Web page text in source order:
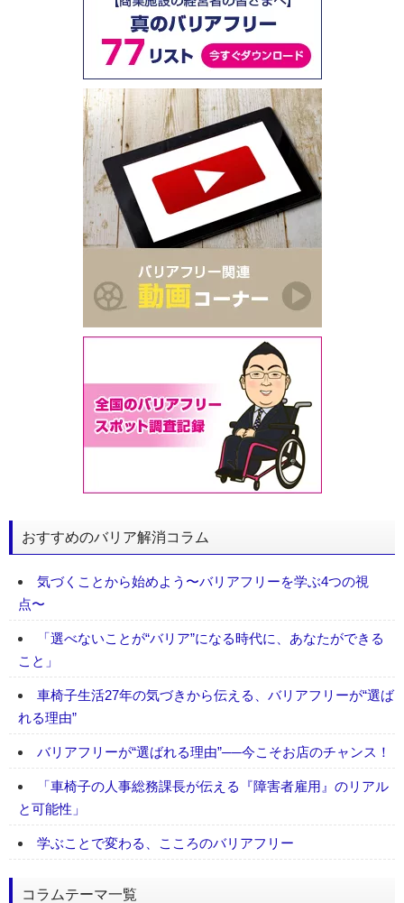
おすすめのバリア解消コラム
気づくことから始めよう〜バリアフリーを学ぶ4つの視
点〜
「選べないことが“バリア”になる時代に、あなたができる
こと」
車椅子生活27年の気づきから伝える、バリアフリーが“選ば
れる理由”
バリアフリーが“選ばれる理由”──今こそお店のチャンス！
「車椅子の人事総務課長が伝える『障害者雇用』のリアル
と可能性」
学ぶことで変わる、こころのバリアフリー
コラムテーマ一覧